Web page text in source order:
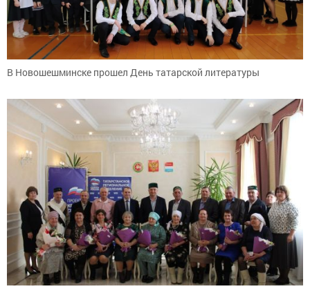
В Новошешминске прошел День татарской литературы